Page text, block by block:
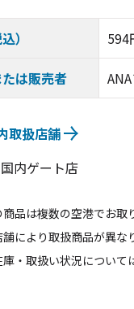
） 594
は販売者
取扱店舗
内ゲート店
品は複数の空港でお取
により取扱商品が異な
・取扱い状況について